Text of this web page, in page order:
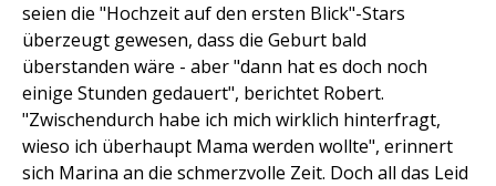
seien die "Hochzeit auf den ersten Blick"-Stars
überzeugt gewesen, dass die Geburt bald
überstanden wäre - aber "dann hat es doch noch
einige Stunden gedauert", berichtet Robert.
"Zwischendurch habe ich mich wirklich hinterfragt,
wieso ich überhaupt Mama werden wollte", erinnert
sich Marina an die schmerzvolle Zeit. Doch all das Leid